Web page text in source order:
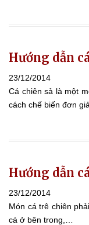
Hướng dẫn
23/12/2014
Cá chiên sả là một
cách chế biến đơn
Hướng dẫn
23/12/2014
Món cá trê chiên
cá ở bên trong,…